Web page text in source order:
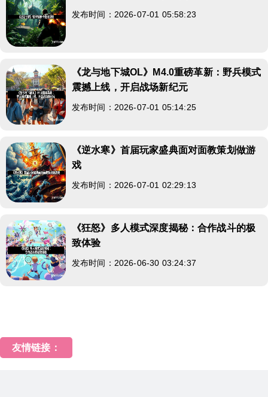
发布时间：2026-07-01 05:58:23
《龙与地下城OL》M4.0重磅革新：野兵模式
震撼上线，开启战场新纪元
发布时间：2026-07-01 05:14:25
《逆水寒》首届玩家盛典面对面教策划做游
戏
发布时间：2026-07-01 02:29:13
《狂怒》多人模式深度揭秘：合作战斗的极
致体验
发布时间：2026-06-30 03:24:37
友情链接：